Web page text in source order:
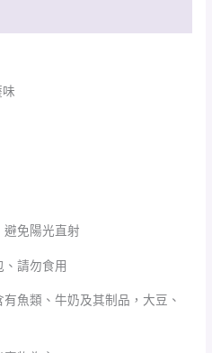
免陽光直射
請勿食用
魚類、牛奶及其制品，大豆、